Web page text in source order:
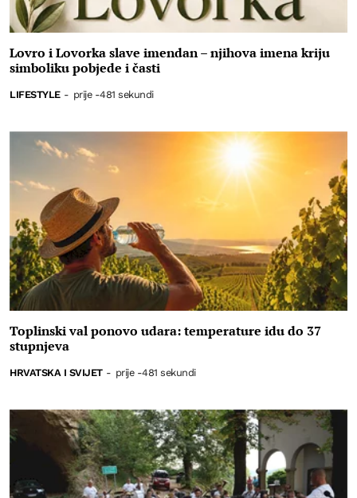
Lovro i Lovorka slave imendan – njihova imena kriju
simboliku pobjede i časti
LIFESTYLE - prije -481 sekundi
Toplinski val ponovo udara: temperature idu do 37
stupnjeva
HRVATSKA I SVIJET - prije -481 sekundi